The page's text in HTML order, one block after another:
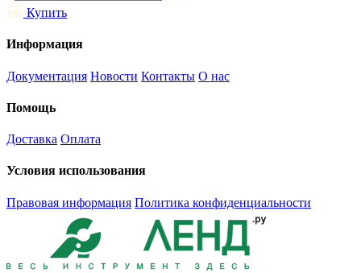
Купить
Информация
Документация Новости Контакты О нас
Помощь
Доставка Оплата
Условия использования
Правовая информация Политика конфиденциальности